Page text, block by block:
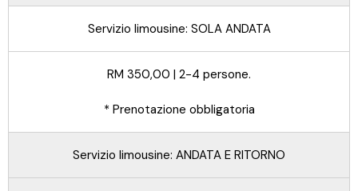
Servizio limousine: SOLA ANDATA
RM 350,00 | 2-4 persone.
* Prenotazione obbligatoria
Servizio limousine: ANDATA E RITORNO